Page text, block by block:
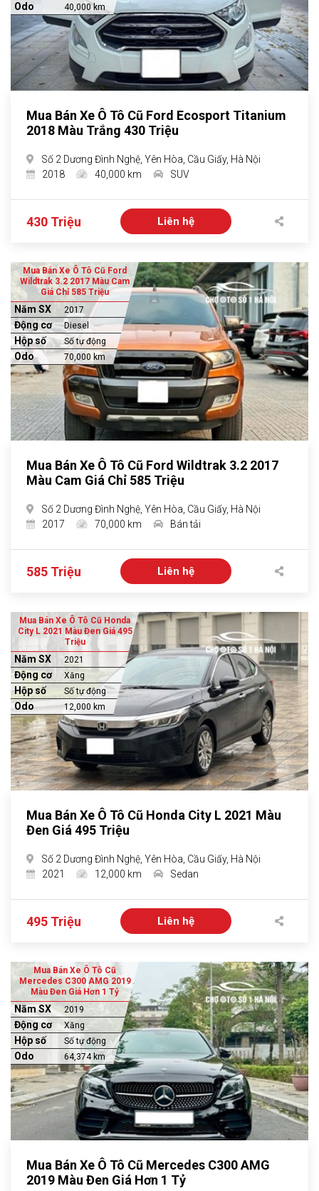
Odo 40,000 km
Mua Bán Xe Ô Tô Cũ Ford Ecosport Titanium
2018 Màu Trắng 430 Triệu
Số 2 Dương Đình Nghệ, Yên Hòa, Cầu Giấy, Hà Nội
2018
40,000 km SUV
430 Triệu Liên hệ
Mua Bán Xe Ô Tô Cũ Ford
Wildtrak 3.2 2017 Màu Cam
Giá Chỉ 585 Triệu
Năm SX 2017
Động cơ Diesel
Hộp số Số tự động
Odo 70,000 km
Mua Bán Xe Ô Tô Cũ Ford Wildtrak 3.2 2017
Màu Cam Giá Chỉ 585 Triệu
Số 2 Dương Đình Nghệ, Yên Hòa, Cầu Giấy, Hà Nội
2017
70,000 km Bán tải
585 Triệu Liên hệ
Mua Bán Xe Ô Tô Cũ Honda
City L 2021 Màu Đen Giá 495
Triệu
Năm SX 2021
Động cơ Xăng
Hộp số Số tự động
Odo 12,000 km
Mua Bán Xe Ô Tô Cũ Honda City L 2021 Màu
Đen Giá 495 Triệu
Số 2 Dương Đình Nghệ, Yên Hòa, Cầu Giấy, Hà Nội
2021
12,000 km Sedan
495 Triệu Liên hệ
Mua Bán Xe Ô Tô Cũ
Mercedes C300 AMG 2019
Màu Đen Giá Hơn 1 Tỷ
Năm SX 2019
Động cơ Xăng
Hộp số Số tự động
Odo 64,374 km
Mua Bán Xe Ô Tô Cũ Mercedes C300 AMG
2019 Màu Đen Giá Hơn 1 Tỷ